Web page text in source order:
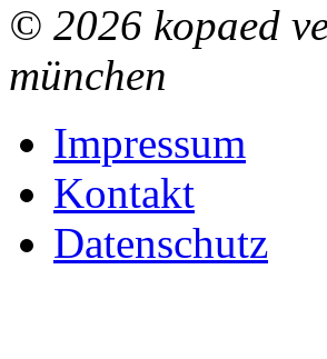
© 2026 kopaed
münchen
Impressum
Kontakt
Datenschutz